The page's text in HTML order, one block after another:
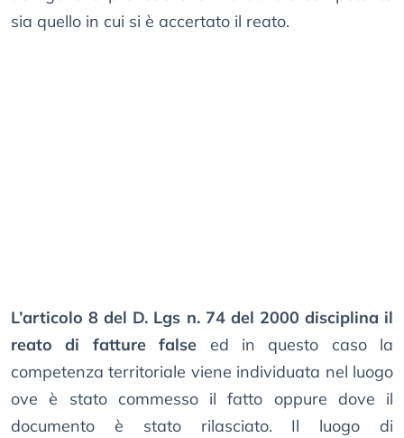
sia quello in cui si è accertato il reato.
L’articolo 8 del D. Lgs n. 74 del 2000 disciplina il
reato di fatture false ed in questo caso la
competenza territoriale viene individuata nel luogo
ove è stato commesso il fatto oppure dove il
documento è stato rilasciato. Il luogo di